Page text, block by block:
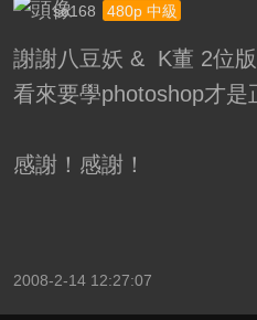
so168 480p 中級
謝謝八豆妖 & K董 2位
看來要學photoshop才是
感謝！感謝！
2008-2-14 12:27:07